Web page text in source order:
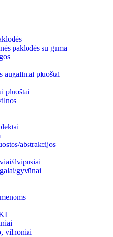
paklodės su guma
augaliniai pluoštai
pluoštai
abstrakcijos
dvipusiai
gyvūnai
vilnoniai